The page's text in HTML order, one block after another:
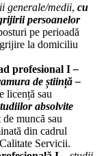
generale/medii, cu
persoanelor
pe perioadă
la domiciliu
profesional I–
de știință –
licență sau
absolvite
muncă sau
din cadrul
Servicii.